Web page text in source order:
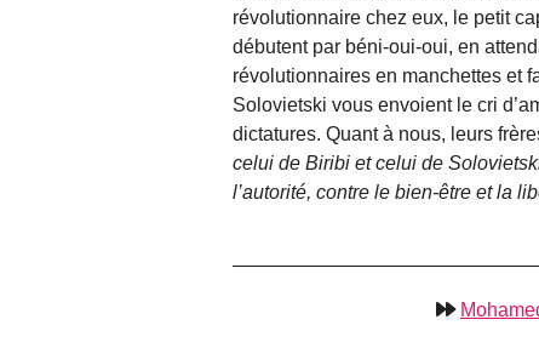
révolutionnaire chez eux, le petit
débutent par béni-oui-oui, en
révolutionnaires en manchettes et
Solovietski vous envoient le cri
dictatures. Quant à nous, leurs
celui de Biribi et celui de
l’autorité, contre le bien-être et la